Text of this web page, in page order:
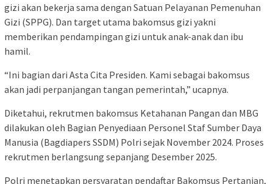
gizi akan bekerja sama dengan Satuan Pelayanan Pemenuhan
Gizi (SPPG). Dan target utama bakomsus gizi yakni
memberikan pendampingan gizi untuk anak-anak dan ibu
hamil.
“Ini bagian dari Asta Cita Presiden. Kami sebagai bakomsus
akan jadi perpanjangan tangan pemerintah,” ucapnya.
Diketahui, rekrutmen bakomsus Ketahanan Pangan dan MBG
dilakukan oleh Bagian Penyediaan Personel Staf Sumber Daya
Manusia (Bagdiapers SSDM) Polri sejak November 2024. Proses
rekrutmen berlangsung sepanjang Desember 2025.
Polri menetapkan persyaratan pendaftar Bakomsus Pertanian,